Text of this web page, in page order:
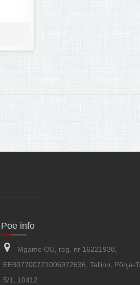
Poe info
Mgame OÜ, reg. nr 16221938,
EE807700771006972636, Tallinn, Põhja-
5/1, 10412